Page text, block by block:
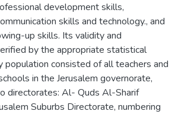
development skills,
skills and technology., and
up skills. Its validity and
by the appropriate statistical
population consisted of all teachers and
in the Jerusalem governorate,
directorates: Al- Quds Al-Sharif
Suburbs Directorate, numbering